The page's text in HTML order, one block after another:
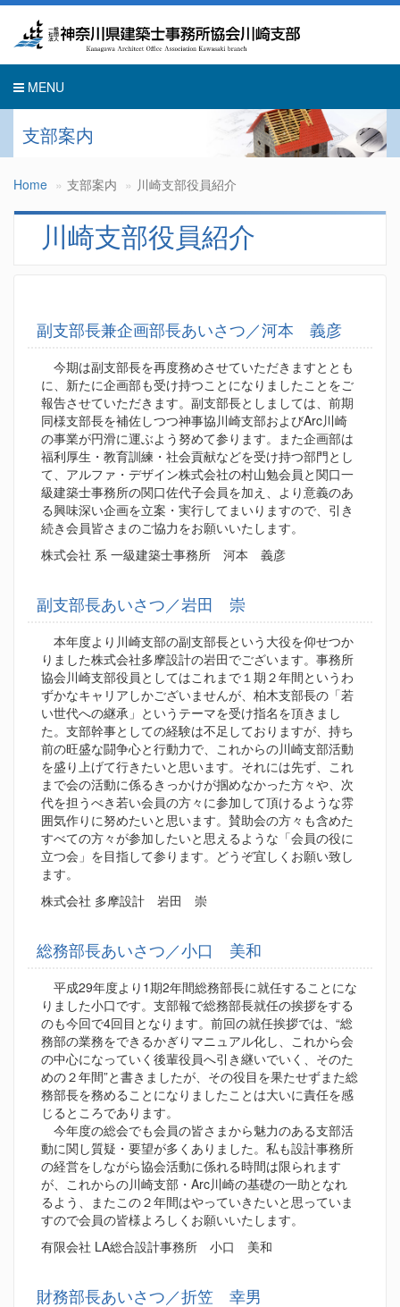
MENU
支部案内
Home 支部案内 川崎支部役員紹介
川崎支部役員紹介
副支部長兼企画部長あいさつ／河本 義彦
今期は副支部長を再度務めさせていただきますととも
に、新たに企画部も受け持つことになりましたことをご
報告させていただきます。副支部長としましては、前期
同様支部長を補佐しつつ神事協川崎支部およびArc川崎
の事業が円滑に運ぶよう努めて参ります。また企画部は
福利厚生・教育訓練・社会貢献などを受け持つ部門とし
て、アルファ・デザイン株式会社の村山勉会員と関口一
級建築士事務所の関口佐代子会員を加え、より意義のあ
る興味深い企画を立案・実行してまいりますので、引き
続き会員皆さまのご協力をお願いいたします。
株式会社 系 一級建築士事務所 河本 義彦
副支部長あいさつ／岩田 崇
本年度より川崎支部の副支部長という大役を仰せつか
りました株式会社多摩設計の岩田でございます。事務所
協会川崎支部役員としてはこれまで１期２年間というわ
ずかなキャリアしかございませんが、柏木支部長の「若
い世代への継承」というテーマを受け指名を頂きまし
た。支部幹事としての経験は不足しておりますが、持ち
前の旺盛な闘争心と行動力で、これからの川崎支部活動
を盛り上げて行きたいと思います。それには先ず、これ
まで会の活動に係るきっかけが掴めなかった方々や、次
代を担うべき若い会員の方々に参加して頂けるような雰
囲気作りに努めたいと思います。賛助会の方々も含めた
すべての方々が参加したいと思えるような「会員の役に
立つ会」を目指して参ります。どうぞ宜しくお願い致し
ます。
株式会社 多摩設計 岩田 崇
総務部長あいさつ／小口 美和
平成29年度より1期2年間総務部長に就任することにな
りました小口です。支部報で総務部長就任の挨拶をする
のも今回で4回目となります。前回の就任挨拶では、“総
務部の業務をできるかぎりマニュアル化し、これから会
の中心になっていく後輩役員へ引き継いでいく、そのた
めの２年間”と書きましたが、その役目を果たせずまた総
務部長を務めることになりましたことは大いに責任を感
じるところであります。
今年度の総会でも会員の皆さまから魅力のある支部活
動に関し質疑・要望が多くありました。私も設計事務所
の経営をしながら協会活動に係れる時間は限られます
が、これからの川崎支部・Arc川崎の基礎の一助となれ
るよう、またこの２年間はやっていきたいと思っていま
すので会員の皆様よろしくお願いいたします。
有限会社 LA総合設計事務所 小口 美和
財務部長あいさつ／折笠 幸男